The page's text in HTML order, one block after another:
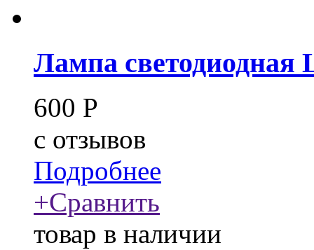
Лампа светодиодная
600 Р
c отзывов
Подробнее
+Сравнить
товар в наличии